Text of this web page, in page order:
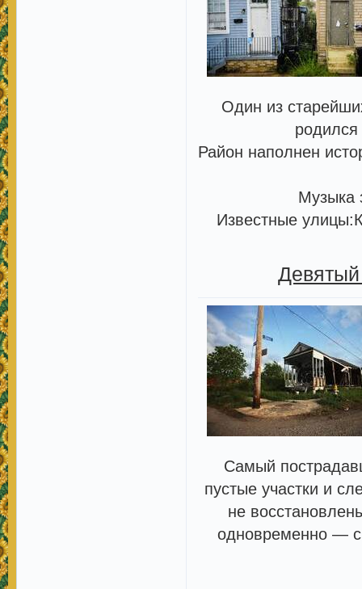
Один из
Район наполнен
Музыка
Известные
Самый
пустые участки и
не
одновременно —